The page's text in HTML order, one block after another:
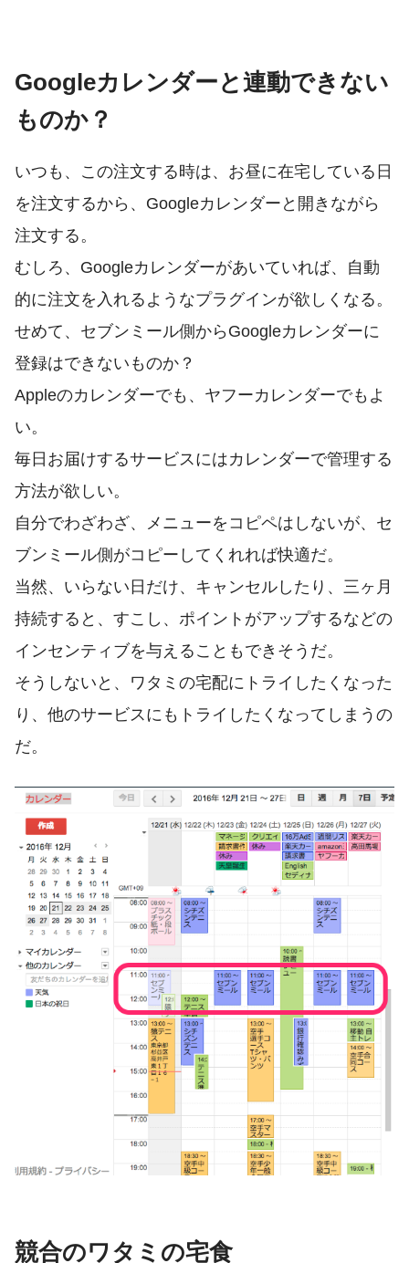
Googleカレンダーと連動できない
ものか？
いつも、この注文する時は、お昼に在宅している日
を注文するから、Googleカレンダーと開きながら
注文する。
むしろ、Googleカレンダーがあいていれば、自動
的に注文を入れるようなプラグインが欲しくなる。
せめて、セブンミール側からGoogleカレンダーに
登録はできないものか？
Appleのカレンダーでも、ヤフーカレンダーでもよ
い。
毎日お届けするサービスにはカレンダーで管理する
方法が欲しい。
自分でわざわざ、メニューをコピペはしないが、セ
ブンミール側がコピーしてくれれば快適だ。
当然、いらない日だけ、キャンセルしたり、三ヶ月
持続すると、すこし、ポイントがアップするなどの
インセンティブを与えることもできそうだ。
そうしないと、ワタミの宅配にトライしたくなった
り、他のサービスにもトライしたくなってしまうの
だ。
競合のワタミの宅食